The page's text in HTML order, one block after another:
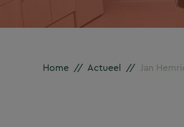
Home // Actueel // Jan